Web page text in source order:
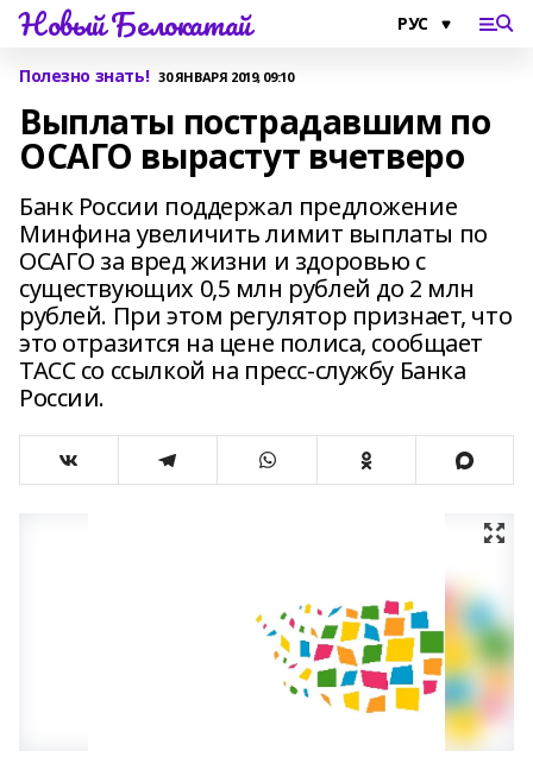
Новый Белокатай
Полезно знать! 30 ЯНВАРЯ 2019, 09:10
Выплаты пострадавшим по
ОСАГО вырастут вчетверо
Банк России поддержал предложение
Минфина увеличить лимит выплаты по
ОСАГО за вред жизни и здоровью с
существующих 0,5 млн рублей до 2 млн
рублей. При этом регулятор признает, что
это отразится на цене полиса, сообщает
ТАСС со ссылкой на пресс-службу Банка
России.